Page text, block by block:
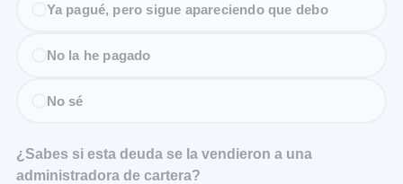
Ya pagué, pero sigue apareciendo que debo
No la he pagado
No sé
¿Sabes si esta deuda se la vendieron a una
administradora de cartera?